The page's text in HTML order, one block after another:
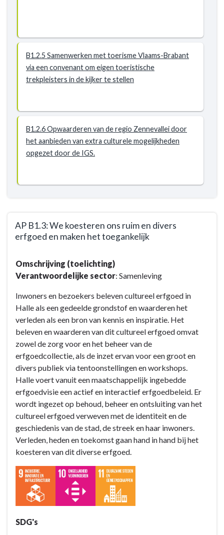
B1.2.5 Samenwerken met toerisme Vlaams-Brabant
via een convenant om eigen toeristische
trekpleisters in de kijker te stellen
B1.2.6 Opwaarderen van de regio Zennevallei door
het aanbieden van extra culturele mogelijkheden
opgezet door de IGS.
AP B1.3: We koesteren ons ruim en divers
erfgoed en maken het toegankelijk
naar
navigatie
ondernemen
Actieplannen
AP
B1.3:
Omschrijving (toelichting)
Verantwoordelijke sector: Samenleving
Inwoners en bezoekers beleven cultureel erfgoed in
Halle als een gedeelde grondstof en waarderen het
verleden als een bron van kennis en inspiratie. Het
beleven en waarderen van dit cultureel erfgoed omvat
zowel de zorg voor en het beheer van de
erfgoedcollectie, als de inzet ervan voor een groot en
divers publiek via tentoonstellingen en workshops.
Halle voert vanuit een maatschappelijk ingebedde
erfgoedvisie een actief en interactief erfgoedbeleid. Er
wordt ingezet op behoud, beheer en ontsluiting van het
cultureel erfgoed verweven met de identiteit en de
geschiedenis van de stad, de streek en haar inwoners.
Verleden, heden en toekomst gaan hand in hand bij het
koesteren van dit diverse erfgoed.
SDG's